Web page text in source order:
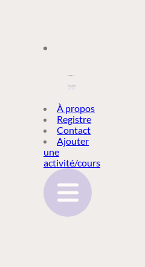
REGISTRE
CONTACT
À propos
Registre
Contact
Ajouter
une
activité/cours